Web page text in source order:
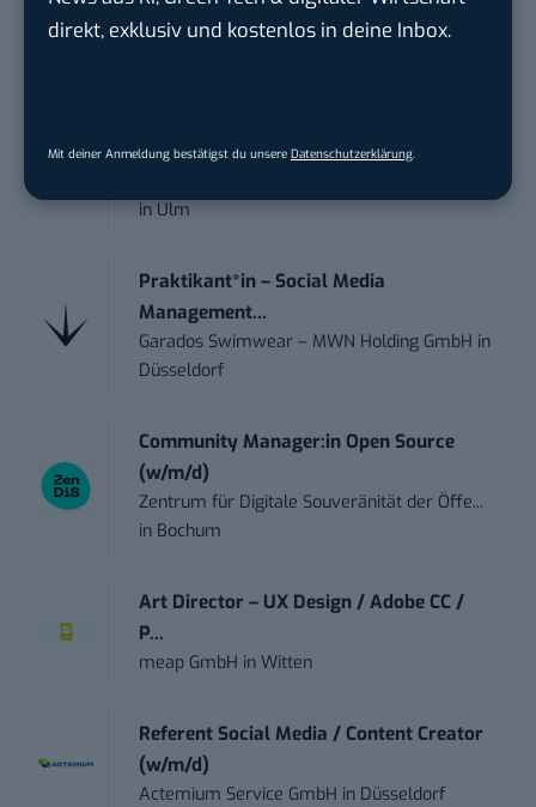
direkt, exklusiv und kostenlos in deine Inbox.
Mit deiner Anmeldung bestätigst du unsere Datenschutzerklärung
FEINMETALL GmbHinHerrenberg bei
Inte...
in Ulm
Praktikant*in – Social Media
Management...
Garados Swimwear – MWN Holding GmbH in
Düsseldorf
Community Manager:in Open Source
(w/m/d)
Zentrum für Digitale Souveränität der Öffe...
in Bochum
Art Director – UX Design / Adobe CC /
P...
meap GmbH inWitten
Referent Social Media / Content Creator
(w/m/d)
Actemium Service GmbH in Düsseldorf